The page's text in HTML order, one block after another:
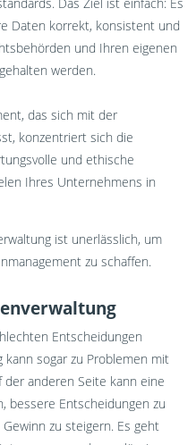
Daten korrekt, konsistent und
und Ihren eigenen
werden.
das sich mit der
konzentriert sich die
und ethische
Ihres Unternehmens in
ist unerlässlich, um
zu schaffen.
Entscheidungen
sogar zu Problemen mit
anderen Seite kann eine
bessere Entscheidungen zu
zu steigern. Es geht